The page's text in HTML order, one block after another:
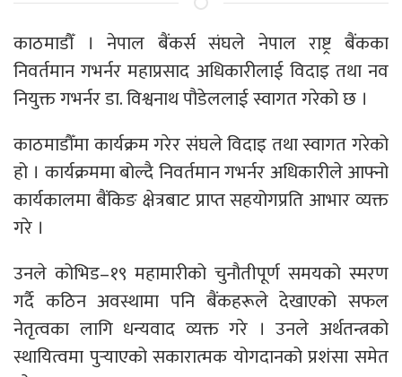
काठमाडौँ । नेपाल बैंकर्स संघले नेपाल राष्ट्र बैंकका
निवर्तमान गभर्नर महाप्रसाद अधिकारीलाई विदाइ तथा नव
नियुक्त गभर्नर डा. विश्वनाथ पौडेललाई स्वागत गरेको छ ।
काठमाडौँमा कार्यक्रम गरेर संघले विदाइ तथा स्वागत गरेको
हो । कार्यक्रममा बोल्दै निवर्तमान गभर्नर अधिकारीले आफ्नो
कार्यकालमा बैंकिङ क्षेत्रबाट प्राप्त सहयोगप्रति आभार व्यक्त
गरे ।
उनले कोभिड–१९ महामारीको चुनौतीपूर्ण समयको स्मरण
गर्दै कठिन अवस्थामा पनि बैंकहरूले देखाएको सफल
नेतृत्वका लागि धन्यवाद व्यक्त गरे । उनले अर्थतन्त्रको
स्थायित्वमा पुर्‍याएको सकारात्मक योगदानको प्रशंसा समेत